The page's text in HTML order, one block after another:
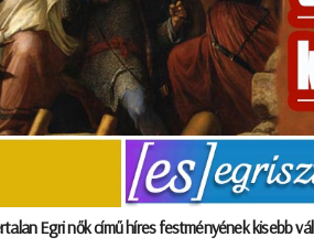
Egri nők című híres festményének